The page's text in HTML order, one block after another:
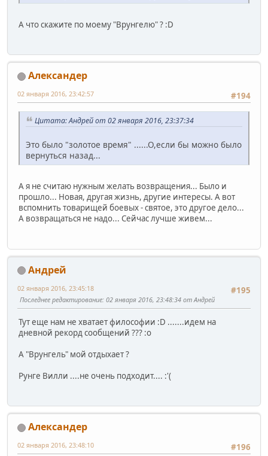
А что скажите по моему "Врунгелю" ? :D
Александер
#194
02 января 2016, 23:42:57
Цитата: Андрей от 02 января 2016, 23:37:34
Это было "золотое время" ......О,если бы можно было
вернуться назад...
А я не считаю нужным желать возвращения... Было и
прошло... Новая, другая жизнь, другие интересы. А вот
вспомнить товарищей боевых - святое, это другое дело...
А возвращаться не надо... Сейчас лучше живем...
Андрей
#195
02 января 2016, 23:45:18
Последнее редактирование: 02 января 2016, 23:48:34 от Андрей
Тут еще нам не хватает философии :D .......идем на
дневной рекорд сообщений ??? :o
А "Врунгель" мой отдыхает ?
Рунге Вилли ....не очень подходит.... :'(
Александер
#196
02 января 2016, 23:48:10